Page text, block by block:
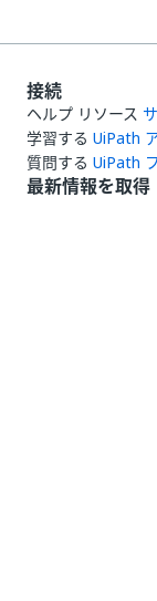
接続
ヘルプ リソース
学習する UiPath
質問する UiPath
最新情報を取得